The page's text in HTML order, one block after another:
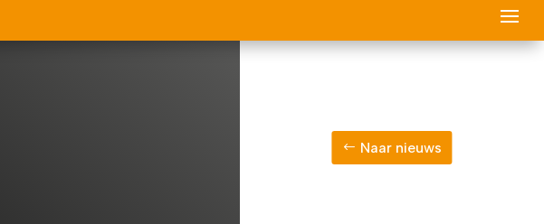
Naar nieuws